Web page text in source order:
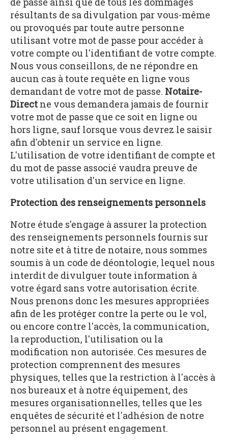
résultants de sa divulgation par vous-même
ou provoqués par toute autre personne
utilisant votre mot de passe pour accéder à
votre compte ou l'identifiant de votre compte.
Nous vous conseillons, de ne répondre en
aucun cas à toute requête en ligne vous
demandant de votre mot de passe. Notaire-
Directne vous demandera jamais de fournir
votre mot de passe que ce soit en ligne ou
hors ligne, sauf lorsque vous devrez le saisir
afin d'obtenir un service en ligne.
L'utilisation de votre identifiant de compte et
du mot de passe associé vaudra preuve de
votre utilisation d'un service en ligne.
Protection des renseignements personnels
Notre étude s'engage à assurer la protection
des renseignements personnels fournis sur
notre site et à titre de notaire, nous sommes
soumis à un code de déontologie, lequel nous
interdit de divulguer toute information à
votre égard sans votre autorisation écrite.
Nous prenons donc les mesures appropriées
afin de les protéger contre la perte ou le vol,
ou encore contre l'accès, la communication,
la reproduction, l'utilisation ou la
modification non autorisée. Ces mesures de
protection comprennent des mesures
physiques, telles que la restriction à l'accès à
nos bureaux et à notre équipement, des
mesures organisationnelles, telles que les
enquêtes de sécurité et l'adhésion de notre
personnel au présent engagement.